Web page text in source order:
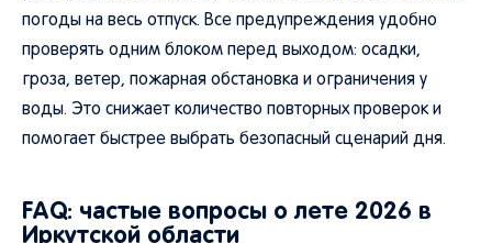
погоды на весь отпуск. Все предупреждения удобно
проверять одним блоком перед выходом: осадки,
гроза, ветер, пожарная обстановка и ограничения у
воды. Это снижает количество повторных проверок и
помогает быстрее выбрать безопасный сценарий дня.
FAQ: частые вопросы о лете 2026 в
Иркутской области